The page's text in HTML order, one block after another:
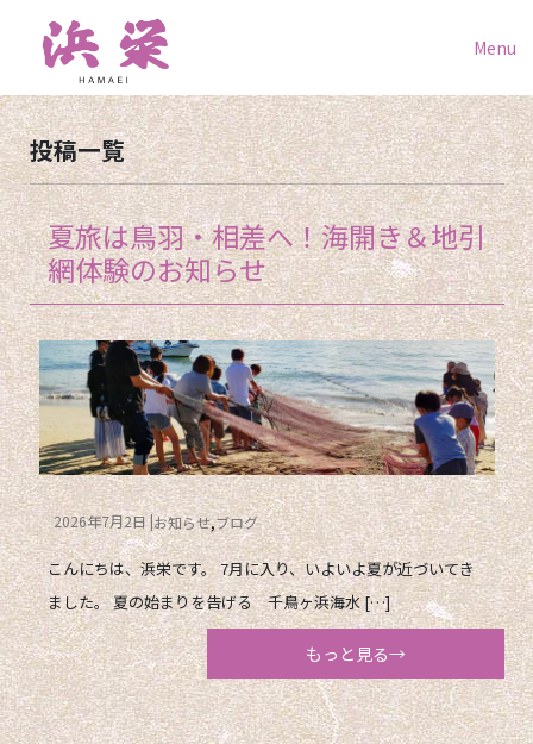
Menu
投稿一覧
夏旅は鳥羽・相差へ！海開き＆地引
網体験のお知らせ
2026年7月2日 お知らせ ブログ
こんにちは、浜栄です。 7月に入り、いよいよ夏が近づいてき
ました。 夏の始まりを告げる 千鳥ヶ浜海水 […]
もっと見る→